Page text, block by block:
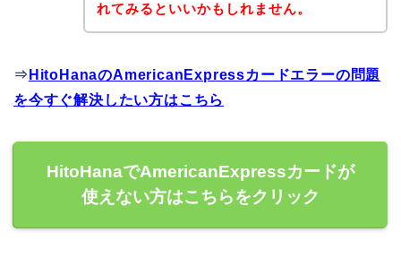
れてみるといいかもしれません。
⇒ HitoHanaのAmericanExpressカードエラーの問題
を今すぐ解決したい方はこちら
HitoHanaでAmericanExpressカードが
使えない方はこちらをクリック